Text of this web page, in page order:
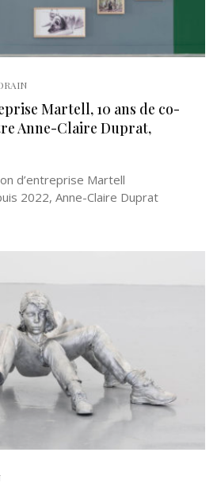
Martell, 10 ans de co-
Anne-Claire Duprat,
d’entreprise Martell
2022, Anne-Claire Duprat